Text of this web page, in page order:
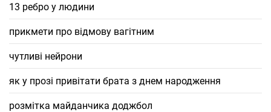
13 ребро у людини
прикмети про відмову вагітним
чутливі нейрони
як у прозі привітати брата з днем народження
розмітка майданчика доджбол